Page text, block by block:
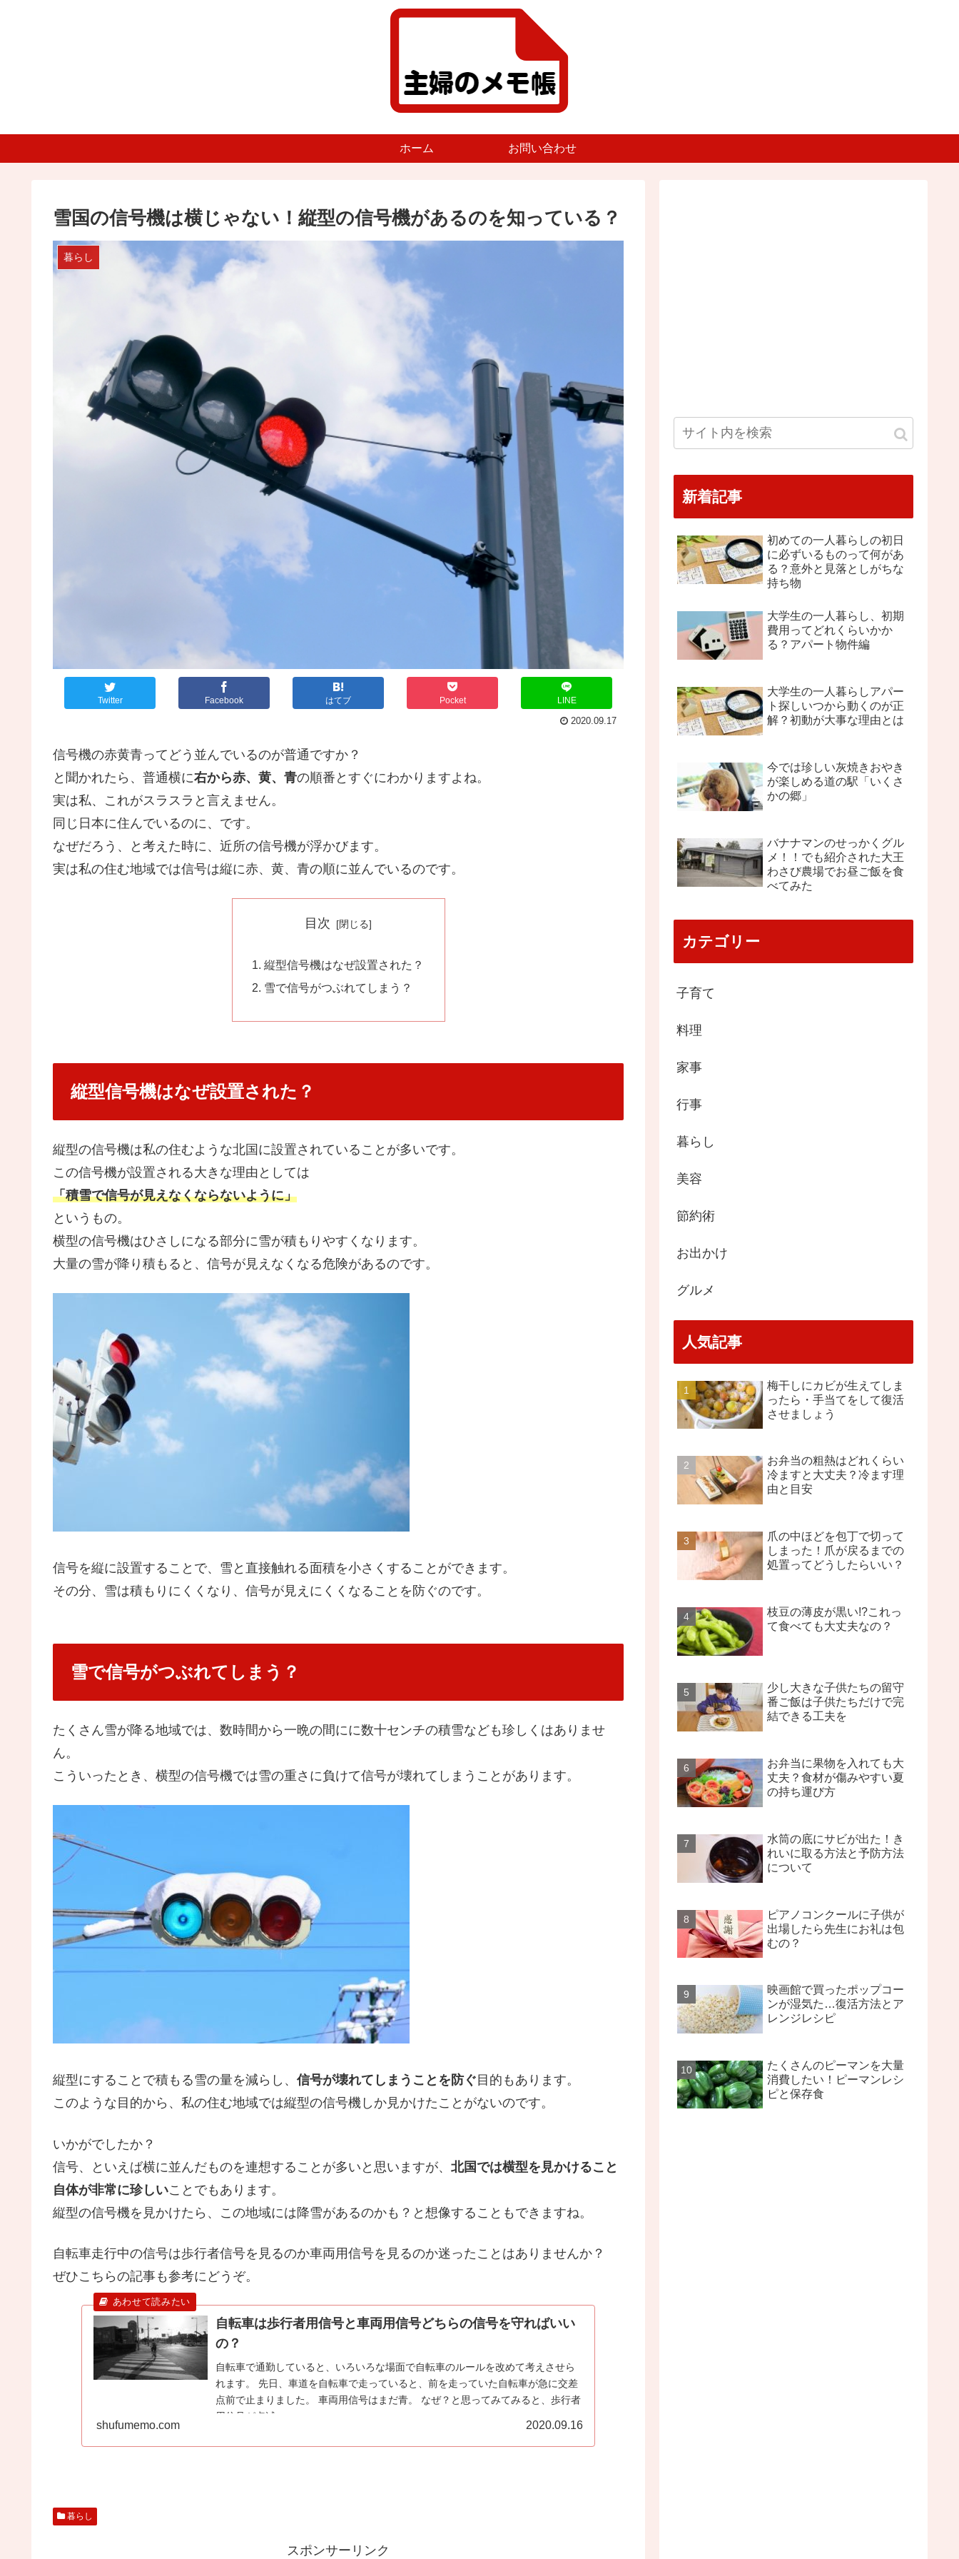
ホーム お問い合わせ
雪国の信号機は横じゃない！縦型の信号機があるのを知っている？
暮らし
Twitter Facebook はてブ Pocket LINE
2020.09.17
信号機の赤黄青ってどう並んでいるのが普通ですか？
と聞かれたら、普通横に右から赤、黄、青の順番とすぐにわかりますよね。
実は私、これがスラスラと言えません。
同じ日本に住んでいるのに、です。
なぜだろう、と考えた時に、近所の信号機が浮かびます。
実は私の住む地域では信号は縦に赤、黄、青の順に並んでいるのです。
目次
縦型信号機はなぜ設置された？
雪で信号がつぶれてしまう？
縦型信号機はなぜ設置された？
縦型の信号機は私の住むような北国に設置されていることが多いです。
この信号機が設置される大きな理由としては
「積雪で信号が見えなくならないように」
というもの。
横型の信号機はひさしになる部分に雪が積もりやすくなります。
大量の雪が降り積もると、信号が見えなくなる危険があるのです。
信号を縦に設置することで、雪と直接触れる面積を小さくすることができます。
その分、雪は積もりにくくなり、信号が見えにくくなることを防ぐのです。
雪で信号がつぶれてしまう？
たくさん雪が降る地域では、数時間から一晩の間にに数十センチの積雪なども珍しくはありませ
ん。
こういったとき、横型の信号機では雪の重さに負けて信号が壊れてしまうことがあります。
縦型にすることで積もる雪の量を減らし、 信号が壊れてしまうことを防ぐ 目的もあります。
このような目的から、私の住む地域では縦型の信号機しか見かけたことがないのです。
いかがでしたか？
信号、といえば横に並んだものを連想することが多いと思いますが、 北国では横型を見かけること
自体が非常に珍しいことでもあります。
縦型の信号機を見かけたら、この地域には降雪があるのかも？と想像することもできますね。
自転車走行中の信号は歩行者信号を見るのか車両用信号を見るのか迷ったことはありませんか？
ぜひこちらの記事も参考にどうぞ。
自転車は歩行者用信号と車両用信号どちらの信号を守ればいい
の？
自転車で通勤していると、いろいろな場面で自転車のルールを改めて考えさせら
れます。 先日、車道を自転車で走っていると、前を走っていた自転車が急に交差
点前で止まりました。 車両用信号はまだ青。 なぜ？と思ってみてみると、歩行者
用信号が点滅...
shufumemo.com 2020.09.16
暮らし
スポンサーリンク
新着記事
初めての一人暮らしの初日
に必ずいるものって何があ
る？意外と見落としがちな
持ち物
大学生の一人暮らし、初期
費用ってどれくらいかか
る？アパート物件編
大学生の一人暮らしアパー
ト探しいつから動くのが正
解？初動が大事な理由とは
今では珍しい灰焼きおやき
が楽しめる道の駅「いくさ
かの郷」
バナナマンのせっかくグル
メ！！でも紹介された大王
わさび農場でお昼ご飯を食
べてみた
カテゴリー
子育て
料理
家事
行事
暮らし
美容
節約術
お出かけ
グルメ
人気記事
梅干しにカビが生えてしま
ったら・手当てをして復活
させましょう
お弁当の粗熱はどれくらい
冷ますと大丈夫？冷ます理
由と目安
爪の中ほどを包丁で切って
しまった！爪が戻るまでの
処置ってどうしたらいい？
枝豆の薄皮が黒い!?これっ
て食べても大丈夫なの？
少し大きな子供たちの留守
番ご飯は子供たちだけで完
結できる工夫を
お弁当に果物を入れても大
丈夫？食材が傷みやすい夏
の持ち運び方
水筒の底にサビが出た！き
れいに取る方法と予防方法
について
ピアノコンクールに子供が
出場したら先生にお礼は包
むの？
映画館で買ったポップコー
ンが湿気た…復活方法とア
レンジレシピ
たくさんのピーマンを大量
消費したい！ピーマンレシ
ピと保存食